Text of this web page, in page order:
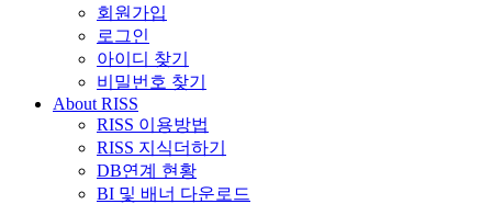
회원가입
로그인
아이디 찾기
비밀번호 찾기
About RISS
RISS 이용방법
RISS 지식더하기
DB연계 현황
BI 및 배너 다운로드